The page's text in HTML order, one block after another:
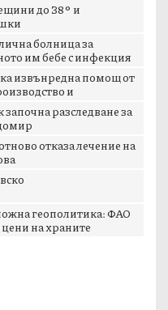
до 38° и
болница за
им бебе с инфекция
извънредна помощ от
и
разследване за
отказа лечение на
геополитика: ФАО
цени на храните